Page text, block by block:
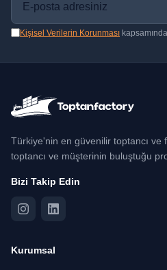
Kişisel Verilerin Korunması
Türkiye'nin en güvenilir toptancı ve
toptancı ve müşterinin buluştuğu
Bizi Takip Edin
Kurumsal